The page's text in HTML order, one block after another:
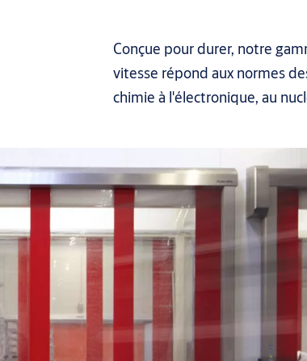
Conçue pour durer, notre
vitesse répond aux normes
chimie à l'électronique, au